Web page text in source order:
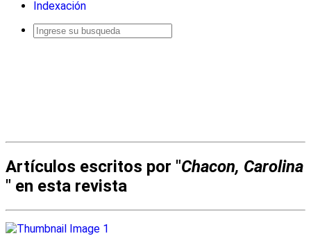
Indexación
Artículos escritos por "Chacon, Carolina
" en esta revista